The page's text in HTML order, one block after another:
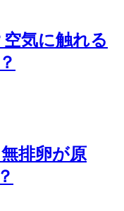
気に触れる
排卵が原